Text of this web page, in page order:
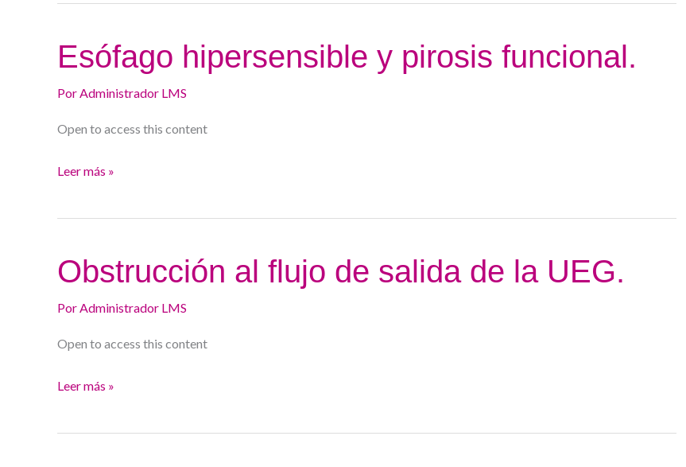
Esófago hipersensible y pirosis funcional.
PorAdministrador LMS
Open to access this content
Esófago
hipersensible
y
funcional.
Leer más »
Obstrucción al flujo de salida de la UEG.
PorAdministrador LMS
Open to access this content
Obstrucción
al
flujo
salida
Leer más »